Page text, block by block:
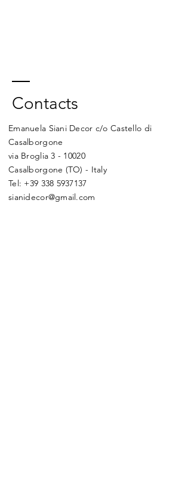
Contacts
Emanuela Siani Decor c/o Castello di
Casalborgone
via Broglia 3 - 10020
Casalborgone (TO) - Italy
Tel: +39 338 5937137
sianidecor@gmail.com